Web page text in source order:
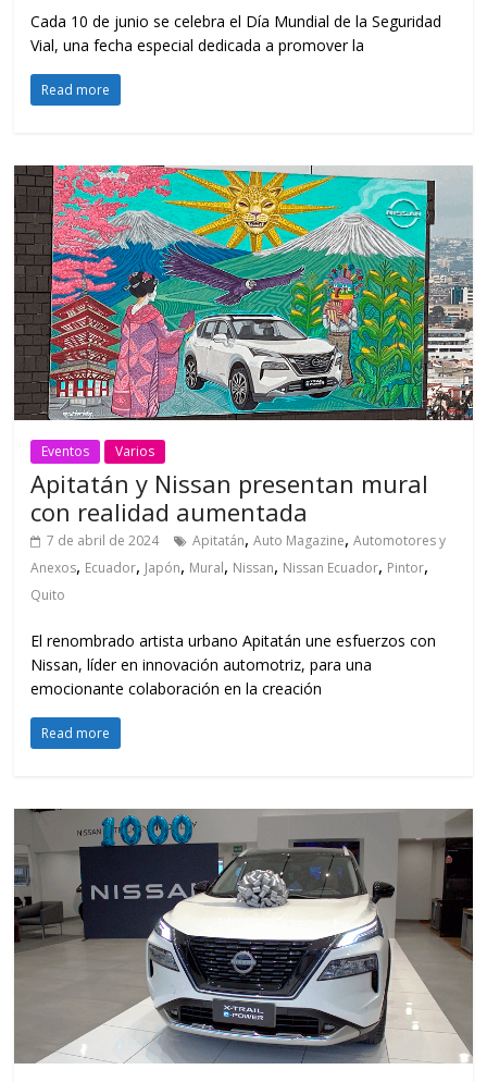
Cada 10 de junio se celebra el Día Mundial de la Seguridad
Vial, una fecha especial dedicada a promover la
Read more
Eventos Varios
Apitatán y Nissan presentan mural
con realidad aumentada
7 de abril de 2024 Apitatán,Auto Magazine,Automotores y
Anexos, Ecuador, Japón, Mural, Nissan, Nissan Ecuador, Pintor,
Quito
El renombrado artista urbano Apitatán une esfuerzos con
Nissan, líder en innovación automotriz, para una
emocionante colaboración en la creación
Read more